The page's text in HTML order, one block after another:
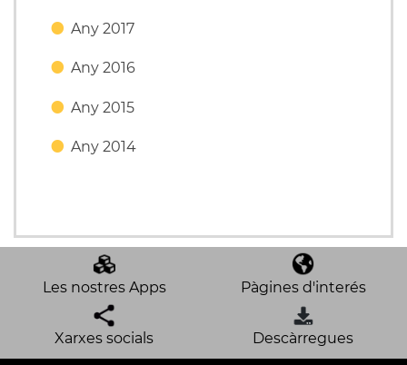
Any 2017
Any 2016
Any 2015
Any 2014
Les nostres Apps Pàgines d'interés
Xarxes socials Descàrregues